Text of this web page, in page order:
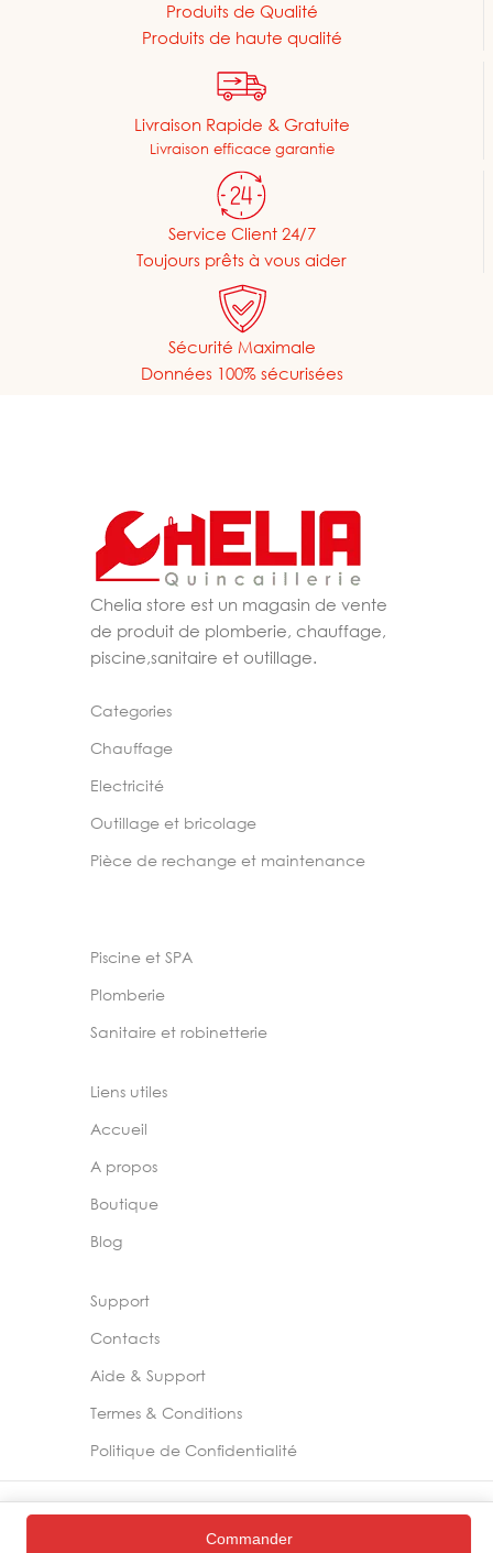
Produits de Qualité
Produits de haute qualité
Livraison Rapide & Gratuite
Livraison efficace garantie
Service Client 24/7
Toujours prêts à vous aider
Sécurité Maximale
Données 100% sécurisées
Chelia store est un magasin de vente
de produit de plomberie, chauffage,
piscine,sanitaire et outillage.
Categories
Chauffage
Electricité
Outillage et bricolage
Pièce de rechange et maintenance
Piscine et SPA
Plomberie
Sanitaire et robinetterie
Liens utiles
Accueil
A propos
Boutique
Blog
Support
Contacts
Aide & Support
Termes & Conditions
Politique de Confidentialité
2024 – Chelia Store
Commander